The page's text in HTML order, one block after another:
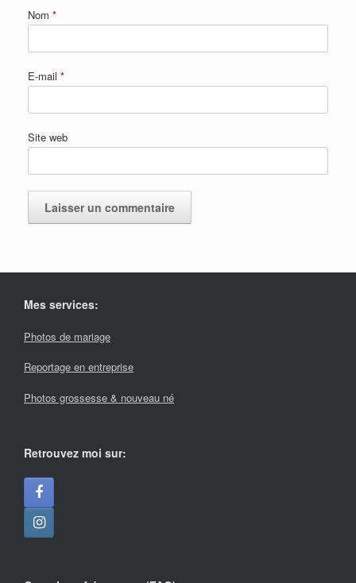
Nom *
E-mail *
Site web
Mes services:
Photos de mariage
Reportage en entreprise
Photos grossesse & nouveau né
Retrouvez moi sur: